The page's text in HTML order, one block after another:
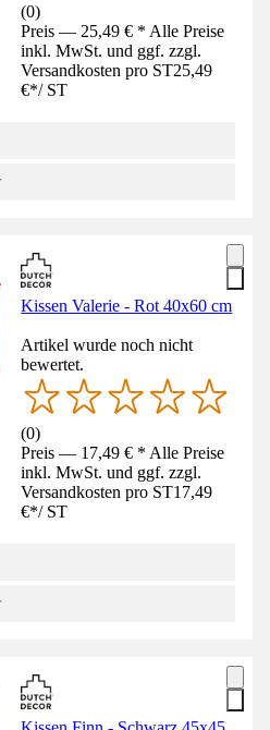
(0)
Preis — 25,49 € * Alle Preise
inkl. MwSt. und ggf. zzgl.
Versandkosten pro ST25,49
€*/ ST
Kissen Valerie - Rot 40x60 cm
Artikel wurde noch nicht
bewertet.
(0)
Preis — 17,49 € * Alle Preise
inkl. MwSt. und ggf. zzgl.
Versandkosten pro ST17,49
€*/ ST